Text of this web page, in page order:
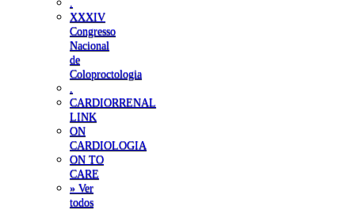
XXXIV
Congresso
Nacional
de
Coloproctologia
CARDIORRENAL
LINK
ON
CARDIOLOGIA
ON TO
CARE
» Ver
todos